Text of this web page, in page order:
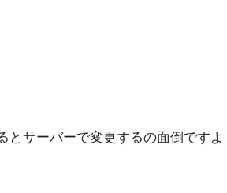
サーバーで変更するの面倒ですよ